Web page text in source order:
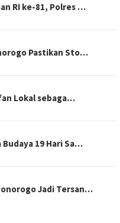
RI ke-81, Polres …
Pastikan Sto…
Lokal sebaga…
19 Hari Sa…
Jadi Tersan…